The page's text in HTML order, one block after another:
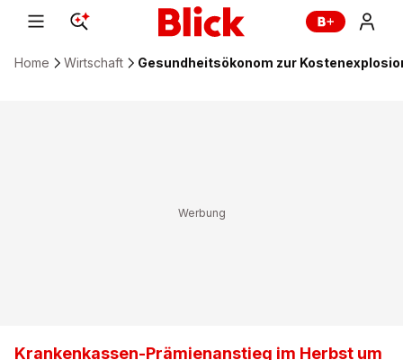
Home Wirtschaft Gesundheitsökonom zur
Krankenkassen-Prämienanstieg im Herbst um